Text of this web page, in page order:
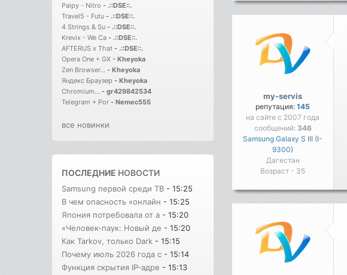
Paipy - Nitro - .::DSE::.
Travel5 - Futu - .::DSE::.
4 Strings & Su - .::DSE::.
Krevix - We Ca - .::DSE::.
AFTERUS x That - .::DSE::.
Opera One + GX - Kheyoka
Zen Browser... - Kheyoka
Яндекс Браузер - Kheyoka
Chromium... - gr429842534
Telegram + Por - Nemec555
все новинки
ПОСЛЕДНИЕ НОВОСТИ
Samsung первой среди ТВ - 15:25
В чем опасность «онлайн - 15:25
Япония потребовала от а - 15:20
«Человек-паук: Новый де - 15:20
Как Tarkov, только Dark - 15:15
Почему июль 2026 года с - 15:14
Функция скрытия IP-адре - 15:13
my-servis
репутация:145
на сайте с 2007 года
сообщений: 346
Samsung Galaxy S III (I-
9300)
Дагестан
Возраст - 35